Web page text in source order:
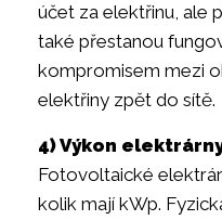
účet za elektřinu, ale
také přestanou
kompromisem mezi
elektřiny zpět do sítě.
4) Výkon
Fotovoltaické
kolik mají kWp.